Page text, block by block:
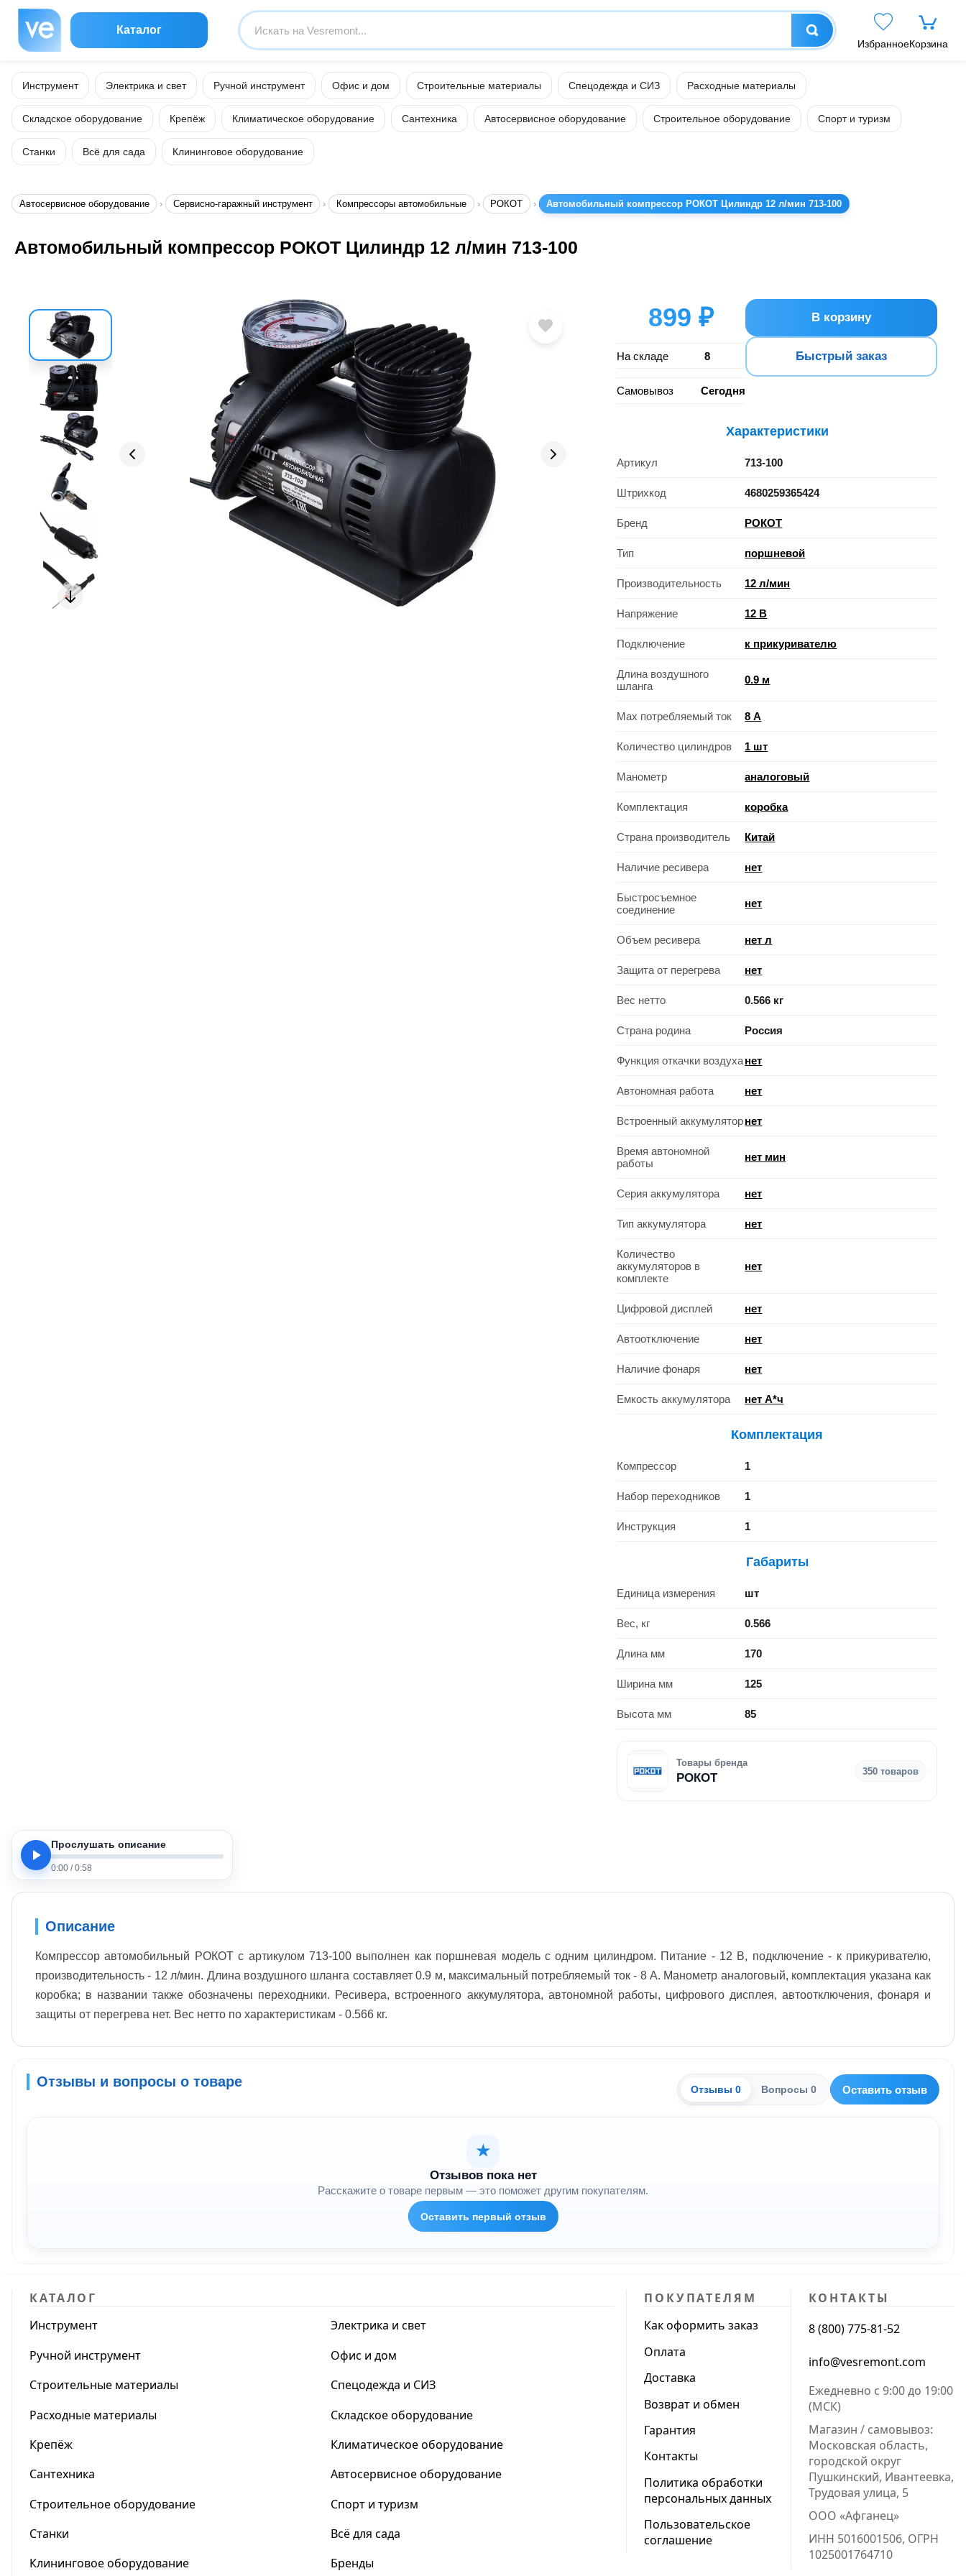
Каталог
ИзбранноеКорзина
Инструмент Электрика и свет Ручной инструмент Офис и дом Строительные материалы Спецодежда и СИЗ Расходные материалы
Складское оборудование Крепёж Климатическое оборудование Сантехника Автосервисное оборудование Строительное оборудование Спорт и туризм
Станки Всё для сада Клининговое оборудование
Автосервисное оборудование Сервисно-гаражный инструмент Компрессоры автомобильные РОКОТ Автомобильный компрессор РОКОТ Цилиндр 12 л/мин 713-100
Автомобильный компрессор РОКОТ Цилиндр 12 л/мин 713-100
899 ₽
На складе 8
Самовывоз Сегодня
В корзину
Быстрый заказ
Характеристики
Артикул 713-100
Штрихкод 4680259365424
Бренд РОКОТ
Тип поршневой
Производительность 12 л/мин
Напряжение 12 В
Подключение к прикуривателю
Длина воздушного
шланга
0.9 м
Max потребляемый ток 8 А
Количество цилиндров 1 шт
Манометр аналоговый
Комплектация коробка
Страна производитель Китай
Наличие ресивера нет
Быстросъемное
соединение
нет
Объем ресивера нет л
Защита от перегрева нет
Вес нетто 0.566 кг
Страна родина Россия
Функция откачки воздуханет
Автономная работа нет
Встроенный аккумуляторнет
Время автономной
работы
нет мин
Серия аккумулятора нет
Тип аккумулятора нет
Количество
аккумуляторов в
комплекте
нет
Цифровой дисплей нет
Автоотключение нет
Наличие фонаря нет
Емкость аккумулятора нет А*ч
Комплектация
Компрессор 1
Набор переходников 1
Инструкция 1
Габариты
Единица измерения шт
Вес, кг 0.566
Длина мм 170
Ширина мм 125
Высота мм 85
Товары бренда
РОКОТ 350 товаров
Прослушать описание
0:00 / 0:58
Описание
Компрессор автомобильный РОКОТ с артикулом 713-100 выполнен как поршневая модель с одним цилиндром. Питание - 12 В, подключение - к прикуривателю,
производительность - 12 л/мин. Длина воздушного шланга составляет 0.9 м, максимальный потребляемый ток - 8 А. Манометр аналоговый, комплектация указана как
коробка; в названии также обозначены переходники. Ресивера, встроенного аккумулятора, автономной работы, цифрового дисплея, автоотключения, фонаря и
защиты от перегрева нет. Вес нетто по характеристикам - 0.566 кг.
Отзывы и вопросы о товаре Отзывы 0 Вопросы 0 Оставить отзыв
★
Отзывов пока нет
Расскажите о товаре первым — это поможет другим покупателям.
Оставить первый отзыв
КАТАЛОГ
Инструмент
Электрика и свет
Ручной инструмент
Офис и дом
Строительные материалы
Спецодежда и СИЗ
Расходные материалы
Складское оборудование
Крепёж
Климатическое оборудование
Сантехника
Автосервисное оборудование
Строительное оборудование
Спорт и туризм
Станки
Всё для сада
Клининговое оборудование
Бренды
ПОКУПАТЕЛЯМ
Как оформить заказ
Оплата
Доставка
Возврат и обмен
Гарантия
Контакты
Политика обработки
персональных данных
Пользовательское
соглашение
КОНТАКТЫ
8 (800) 775-81-52
info@vesremont.com
Ежедневно с 9:00 до 19:00
(МСК)
Магазин / самовывоз:
Московская область,
городской округ
Пушкинский, Ивантеевка,
Трудовая улица, 5
ООО «Афганец»
ИНН 5016001506, ОГРН
1025001764710